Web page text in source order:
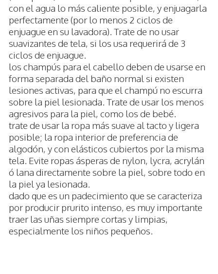
con el agua lo más caliente posible, y enjuagarla
perfectamente (por lo menos 2 ciclos de
enjuague en su lavadora). Trate de no usar
suavizantes de tela, si los usa requerirá de 3
ciclos de enjuague.
los champús para el cabello deben de usarse en
forma separada del baño normal si existen
lesiones activas, para que el champú no escurra
sobre la piel lesionada. Trate de usar los menos
agresivos para la piel, como los de bebé.
trate de usar la ropa más suave al tacto y ligera
posible; la ropa interior de preferencia de
algodón, y con elásticos cubiertos por la misma
tela. Evite ropas ásperas de nylon, lycra, acrylán
ó lana directamente sobre la piel, sobre todo en
la piel ya lesionada.
dado que es un padecimiento que se caracteriza
por producir prurito intenso, es muy importante
traer las uñas siempre cortas y limpias,
especialmente los niños pequeños.